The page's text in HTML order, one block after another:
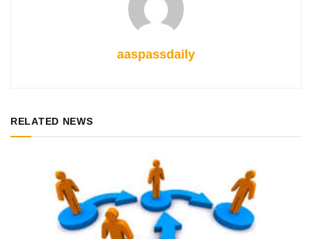
aaspassdaily
RELATED NEWS